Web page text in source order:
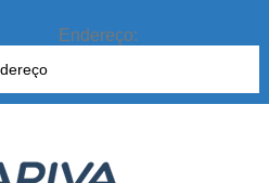
Bancário e Pix
Endereço: